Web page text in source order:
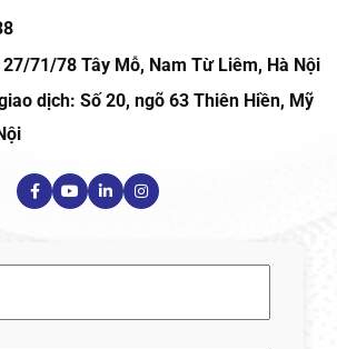
71/78 Tây Mỗ, Nam Từ Liêm, Hà Nội
dịch: Số 20, ngõ 63 Thiên Hiền, Mỹ